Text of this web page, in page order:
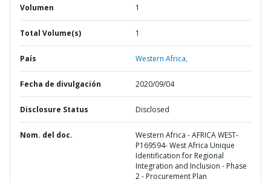
Volumen 1
Total Volume(s) 1
País Western Africa,
Fecha de divulgación 2020/09/04
Disclosure Status Disclosed
Nom. del doc.
Western Africa - AFRICA WEST-
P169594- West Africa Unique
Identification for Regional
Integration and Inclusion - Phase
2 - Procurement Plan